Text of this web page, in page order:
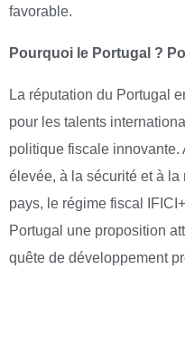
favorable.
Pourquoi le Portugal ?
La réputation du Portugal
pour les talents
politique fiscale
élevée, à la sécurité et à
pays, le régime fiscal
Portugal une proposition
quête de développement